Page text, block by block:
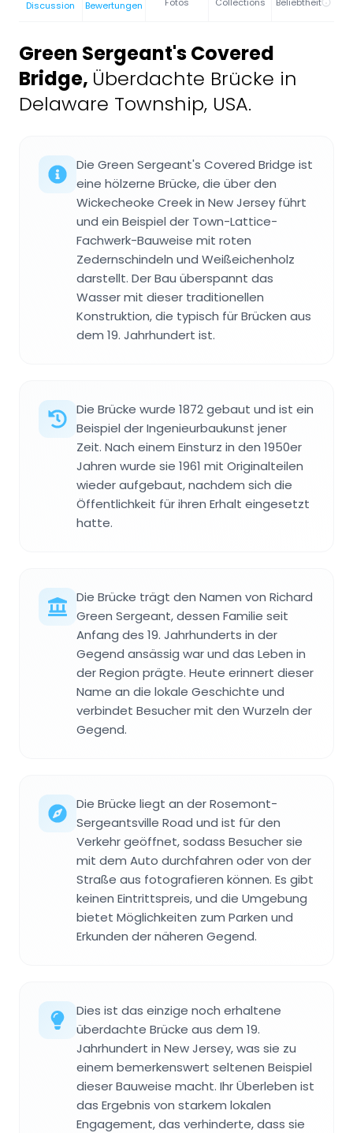
Discussion Bewertungen
Green Sergeant's Covered
Bridge, Überdachte Brücke in
Delaware Township, USA.
Die Green Sergeant's Covered Bridge ist
eine hölzerne Brücke, die über den
Wickecheoke Creek in New Jersey führt
und ein Beispiel der Town-Lattice-
Fachwerk-Bauweise mit roten
Zedernschindeln und Weißeichenholz
darstellt. Der Bau überspannt das
Wasser mit dieser traditionellen
Konstruktion, die typisch für Brücken aus
dem 19. Jahrhundert ist.
Die Brücke wurde 1872 gebaut und ist ein
Beispiel der Ingenieurbaukunst jener
Zeit. Nach einem Einsturz in den 1950er
Jahren wurde sie 1961 mit Originalteilen
wieder aufgebaut, nachdem sich die
Öffentlichkeit für ihren Erhalt eingesetzt
hatte.
Die Brücke trägt den Namen von Richard
Green Sergeant, dessen Familie seit
Anfang des 19. Jahrhunderts in der
Gegend ansässig war und das Leben in
der Region prägte. Heute erinnert dieser
Name an die lokale Geschichte und
verbindet Besucher mit den Wurzeln der
Gegend.
Die Brücke liegt an der Rosemont-
Sergeantsville Road und ist für den
Verkehr geöffnet, sodass Besucher sie
mit dem Auto durchfahren oder von der
Straße aus fotografieren können. Es gibt
keinen Eintrittspreis, und die Umgebung
bietet Möglichkeiten zum Parken und
Erkunden der näheren Gegend.
Dies ist das einzige noch erhaltene
überdachte Brücke aus dem 19.
Jahrhundert in New Jersey, was sie zu
einem bemerkenswert seltenen Beispiel
dieser Bauweise macht. Ihr Überleben ist
das Ergebnis von starkem lokalen
Engagement, das verhinderte, dass sie